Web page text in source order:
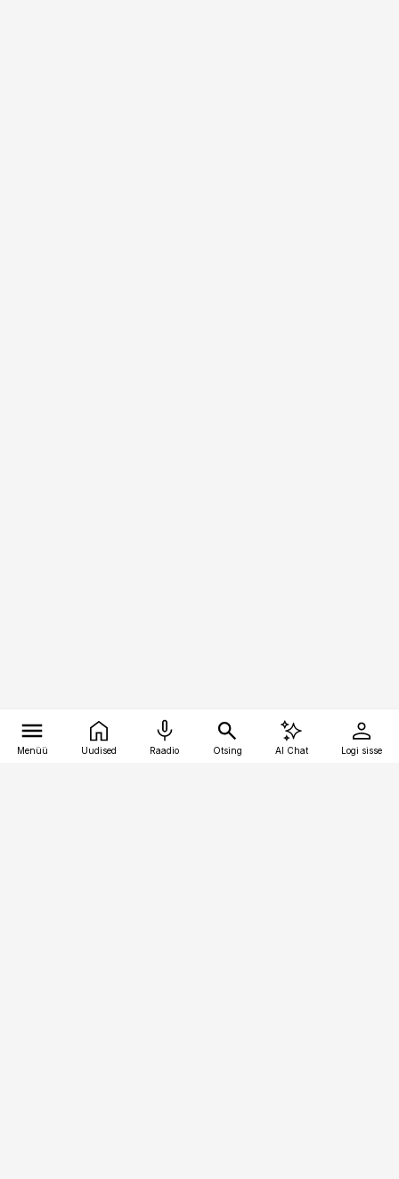
Menüü Uudised Raadio Otsing AI Chat Logi sisse